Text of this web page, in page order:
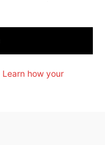
Learn how your